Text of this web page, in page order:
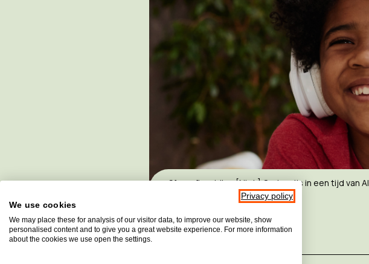
Sfeerafbeelding [NL-L] Onderwijs in een tijd van AI
Leestijd 4 minuten
Privacy policy
We use cookies
We may place these for analysis of our visitor data, to improve our website, show
personalised content and to give you a great website experience. For more information
about the cookies we use open the settings.